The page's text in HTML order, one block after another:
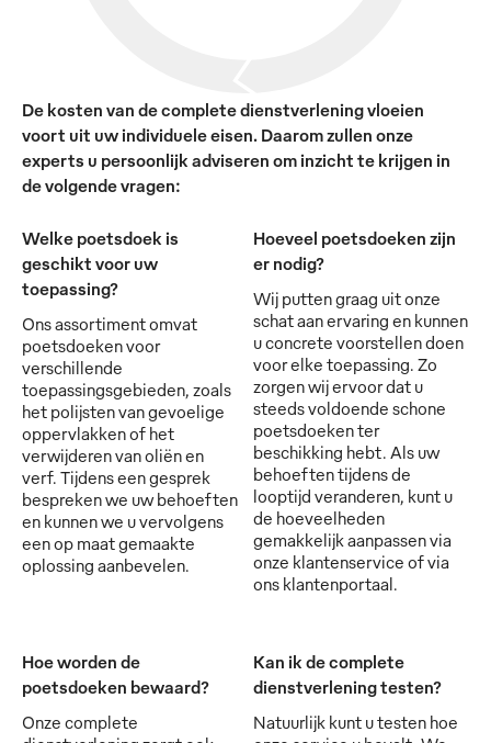
De kosten van de complete dienstverlening vloeien
voort uit uw individuele eisen. Daarom zullen onze
experts u persoonlijk adviseren om inzicht te krijgen in
de volgende vragen:
Welke poetsdoek is
geschikt voor uw
toepassing?
Ons assortiment omvat
poetsdoeken voor
verschillende
toepassingsgebieden, zoals
het polijsten van gevoelige
oppervlakken of het
verwijderen van oliën en
verf. Tijdens een gesprek
bespreken we uw behoeften
en kunnen we u vervolgens
een op maat gemaakte
oplossing aanbevelen.
Hoeveel poetsdoeken zijn
er nodig?
Wij putten graag uit onze
schat aan ervaring en kunnen
u concrete voorstellen doen
voor elke toepassing. Zo
zorgen wij ervoor dat u
steeds voldoende schone
poetsdoeken ter
beschikking hebt. Als uw
behoeften tijdens de
looptijd veranderen, kunt u
de hoeveelheden
gemakkelijk aanpassen via
onze klantenservice of via
ons klantenportaal.
Hoe worden de
poetsdoeken bewaard?
Onze complete
Kan ik de complete
dienstverlening testen?
Natuurlijk kunt u testen hoe